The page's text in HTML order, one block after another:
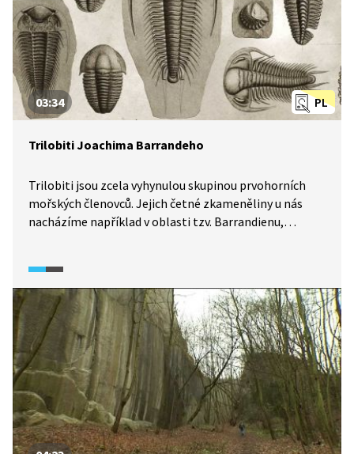
PL
03:34
Trilobiti Joachima Barrandeho
Trilobiti jsou zcela vyhynulou skupinou prvohorních
mořských členovců. Jejich četné zkameněliny u nás
nacházíme například v oblasti tzv. Barrandienu,
a rozsáhlá práce dodnes budí zasloužený obdiv.